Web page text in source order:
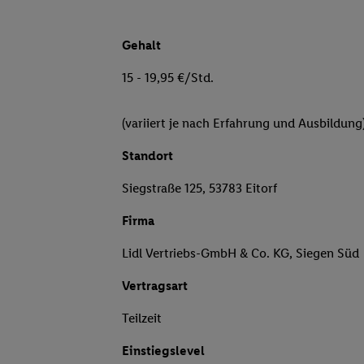
Gehalt
15 - 19,95 €/Std.
(variiert je nach Erfahrung und
Standort
Siegstraße 125, 53783 Eitorf
Firma
Lidl Vertriebs-GmbH & Co. KG, Siegen Süd
Vertragsart
Teilzeit
Einstiegslevel